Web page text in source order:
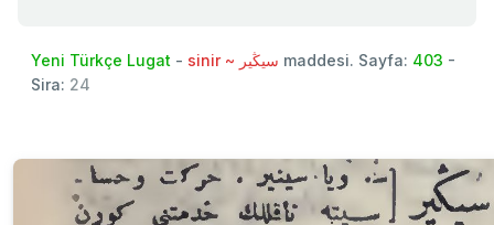
Yeni Türkçe Lugat - sinir ~ سيڭیر maddesi. Sayfa: 403 -
Sira: 24